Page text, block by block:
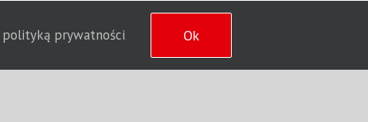
polityką prywatności. Ok